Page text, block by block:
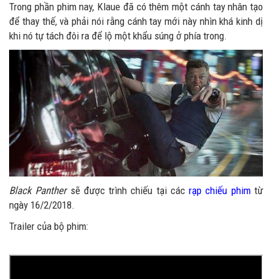
Trong phần phim nay, Klaue đã có thêm một cánh tay nhân tạo
để thay thế, và phải nói rằng cánh tay mới này nhìn khá kinh dị
khi nó tự tách đôi ra để lộ một khẩu súng ở phía trong.
Black Panthersẽ được trình chiếu tại cácrạp chiếu phimtừ
ngày 16/2/2018.
Trailer của bộ phim: